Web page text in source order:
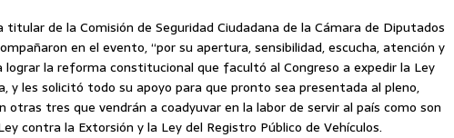
titular de la Comisión de Seguridad Ciudadana de la Cámara de Diputados
en el evento, “por su apertura, sensibilidad, escucha, atención y
la reforma constitucional que facultó al Congreso a expedir la Ley
y les solicitó todo su apoyo para que pronto sea presentada al pleno,
otras tres que vendrán a coadyuvar en la labor de servir al país como son
contra la Extorsión y la Ley del Registro Público de Vehículos.